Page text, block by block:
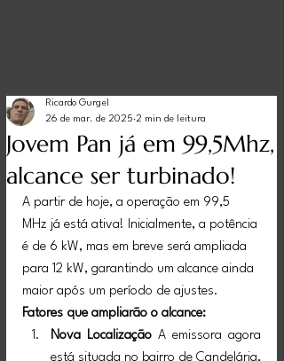
Jovem Pan já em 99,5Mhz,
alcance ser turbinado!
Ricardo Gurgel
26 de mar. de 2025 2 min de leitura
A partir de hoje, a operação em 99,5
MHz já está ativa! Inicialmente, a potência
é de 6 kW, mas em breve será ampliada
para 12 kW, garantindo um alcance ainda
maior após um período de ajustes.
Fatores que ampliarão o alcance:
Nova Localização A emissora agora
está situada no bairro de Candelária,